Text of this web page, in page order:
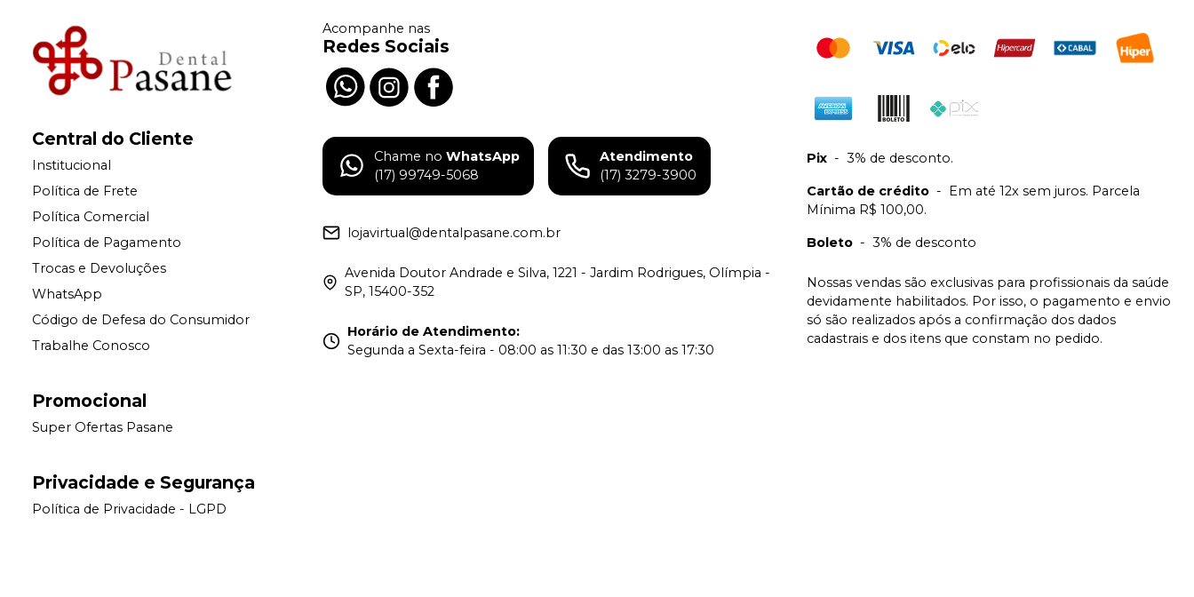
Central do Cliente
Institucional
Política de Frete
Política Comercial
Política de Pagamento
Trocas e Devoluções
WhatsApp
Código de Defesa do Consumidor
Trabalhe Conosco
Promocional
Super Ofertas Pasane
Privacidade e Segurança
Política de Privacidade - LGPD
Acompanhe nas
Redes Sociais
Chame no WhatsApp
(17) 99749-5068
Atendimento
(17) 3279-3900
lojavirtual@dentalpasane.com.br
Avenida Doutor Andrade e Silva, 1221 - Jardim Rodrigues, Olímpia -
SP, 15400-352
Horário de Atendimento:
Segunda a Sexta-feira - 08:00 as 11:30 e das 13:00 as 17:30
Pix - 3% de desconto.
Cartão de crédito - Em até 12x sem juros. Parcela
Mínima R$ 100,00.
Boleto - 3% de desconto
Nossas vendas são exclusivas para profissionais da saúde
devidamente habilitados. Por isso, o pagamento e envio
só são realizados após a confirmação dos dados
cadastrais e dos itens que constam no pedido.